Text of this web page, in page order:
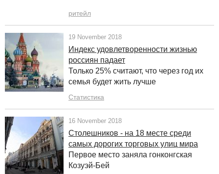
ритейл
19 November 2018
Индекс удовлетворенности жизнью
россиян падает
Только 25% считают, что через год их
семья будет жить лучше
Статистика
16 November 2018
Столешников - на 18 месте среди
самых дорогих торговых улиц мира
Первое место заняла гонконгская
Козуэй-Бей